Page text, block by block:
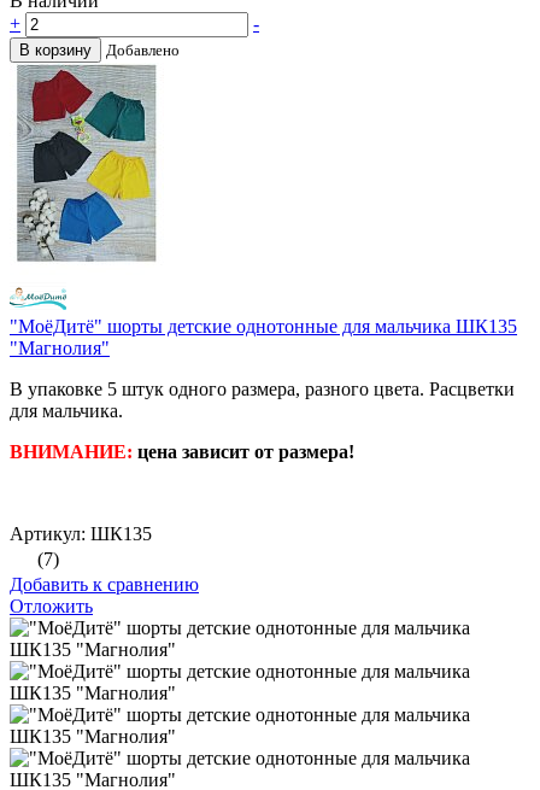
+
-
В корзину Добавлено
"МоёДитё" шорты детские однотонные для мальчика ШК135
"Магнолия"
В упаковке 5 штук одного размера, разного цвета. Расцветки
для мальчика.
ВНИМАНИЕ: цена зависит от размера!
Артикул: ШК135
(7)
Добавить к сравнению
Отложить